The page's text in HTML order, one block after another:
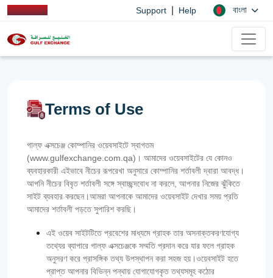
Support Help বাংলা
Terms of Use
গাল্ফ এক্সচেঞ্জ কোম্পানির ওয়েবসাইটে স্বাগতম
(www.gulfexchange.com.qa)। আমাদের ওয়েবসাইটের যে কোনও
ব্যবহারকারী এইভাবে নীচের রূপরেখা অনুসারে কোম্পানির শর্তাবলী দ্বারা আবদ্ধ।
আপনি নীচের বিবৃত শর্তাবলী সঙ্গে স্বাচ্ছন্দবোধ না করলে, আপনার নিজের ঝুঁকিতে
সাইট ব্যবহার করছেন।আমরা আপনাকে আমাদের ওয়েবসাইট দেখার সময় প্রতি
আমাদের শর্তাবলী পড়তে সুপারিশ করছি।
এই ওয়েব সাইটটিতে প্রবেশের মাধ্যমে গ্রাহক তার অসনাক্তকরণযোগ্য
তথ্যের ব্যাপারে গাল্‌ফ এক্সচেঞ্জকে সম্মতি প্রদান করে যার ফলে গ্রাহক
অনুসরণ করে প্রাসঙ্গিক তথ্য উপস্থাপন করা সহজ হয়।ওয়েবসাইট হতে
প্রাপ্ত আপনার বিভিন্ন পন্থায় যোগাযোগকৃত তথ্যসমূহ কঠোর